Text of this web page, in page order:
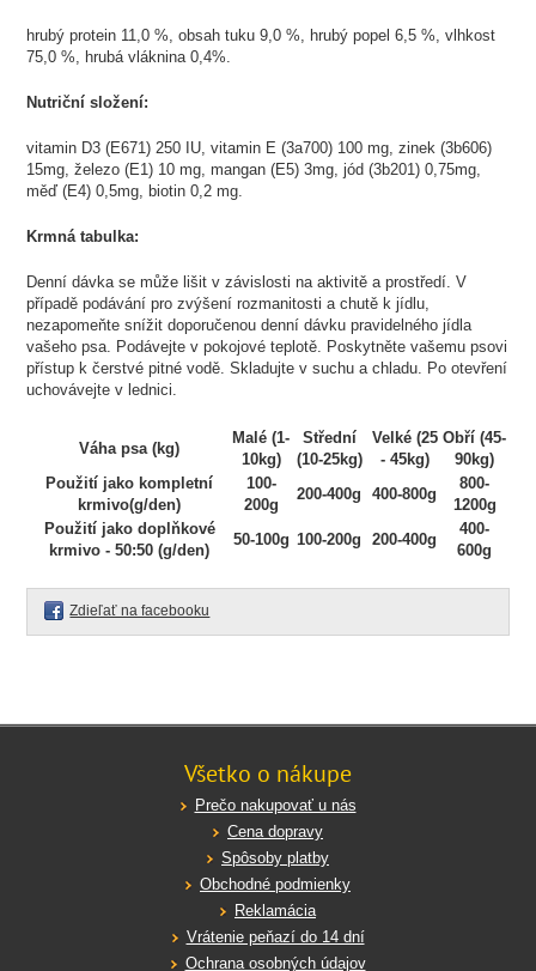
hrubý protein 11,0 %, obsah tuku 9,0 %, hrubý popel 6,5 %, vlhkost
75,0 %, hrubá vláknina 0,4%.
Nutriční složení:
vitamin D3 (E671) 250 IU, vitamin E (3a700) 100 mg, zinek (3b606)
15mg, železo (E1) 10 mg, mangan (E5) 3mg, jód (3b201) 0,75mg,
měď (E4) 0,5mg, biotin 0,2 mg.
Krmná tabulka:
Denní dávka se může lišit v závislosti na aktivitě a prostředí. V
případě podávání pro zvýšení rozmanitosti a chutě k jídlu,
nezapomeňte snížit doporučenou denní dávku pravidelného jídla
vašeho psa. Podávejte v pokojové teplotě. Poskytněte vašemu psovi
přístup k čerstvé pitné vodě. Skladujte v suchu a chladu. Po otevření
uchovávejte v lednici.
Váha psa (kg)
Malé (1-
10kg)
Střední
(10-25kg)
Velké (25
- 45kg)
Obří (45-
90kg)
Použití jako kompletní
krmivo(g/den)
100-
200g
200-400g 400-800g
800-
1200g
Použití jako doplňkové
krmivo - 50:50 (g/den)
50-100g 100-200g 200-400g
400-
600g
Zdieľať na facebooku
Všetko o nákupe
Prečo nakupovať u nás
Cena dopravy
Spôsoby platby
Obchodné podmienky
Reklamácia
Vrátenie peňazí do 14 dní
Ochrana osobných údajov